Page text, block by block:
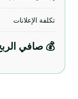
تكلفة الإعلانات
💰 صافي